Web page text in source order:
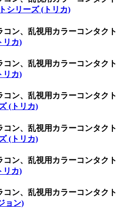
シリーズ (トリカ)
ン、乱視用カラーコンタク
リカ)
ン、乱視用カラーコンタク
リカ)
ン、乱視用カラーコンタク
(トリカ)
ン、乱視用カラーコンタク
(トリカ)
ン、乱視用カラーコンタク
リカ)
ン、乱視用カラーコンタク
ョン)